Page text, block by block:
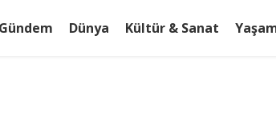
Gündem Dünya Kültür & Sanat